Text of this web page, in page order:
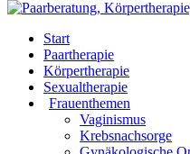
Start
Paartherapie
Körpertherapie
Sexualtherapie
Frauenthemen
Vaginismus
Krebsnachsorge